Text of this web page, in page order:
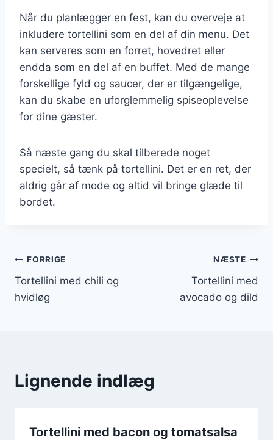
Når du planlægger en fest, kan du overveje at
inkludere tortellini som en del af din menu. Det
kan serveres som en forret, hovedret eller
endda som en del af en buffet. Med de mange
forskellige fyld og saucer, der er tilgængelige,
kan du skabe en uforglemmelig spiseoplevelse
for dine gæster.
Så næste gang du skal tilberede noget
specielt, så tænk på tortellini. Det er en ret, der
aldrig går af mode og altid vil bringe glæde til
bordet.
Indlægsnavigation
FORRIGE
Tortellini med chili og
hvidløg
NÆSTE
Tortellini med
avocado og dild
Lignende indlæg
Tortellini med bacon og tomatsalsa